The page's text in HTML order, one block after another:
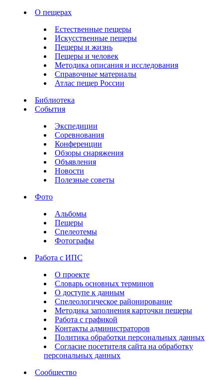
О пещерах
Естественные пещеры
Искусственные пещеры
Пещеры и жизнь
Пещеры и человек
Методика описания и исследования
Справочные материалы
Атлас пещер России
Библиотека
События
Экспедиции
Соревнования
Конференции
Обзоры снаряжения
Объявления
Новости
Полезные советы
Фото
Альбомы
Пещеры
Спелеотемы
Фотографы
Работа с ИПС
О проекте
Словарь основных терминов
О доступе к данным
Спелеологическое районирование
Методика заполнения карточки пещеры
Работа с графикой
Контакты администраторов
Политика обработки персональных данных
Согласие посетителя сайта на обработку
персональных данных
Сообщество